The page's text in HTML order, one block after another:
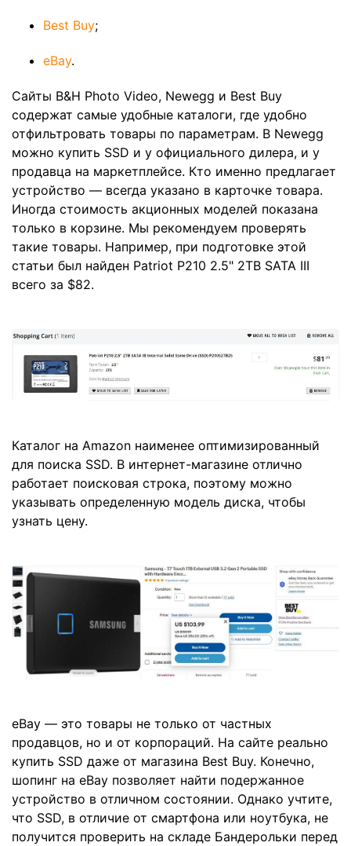
Best Buy;
eBay.
Сайты B&H Photo Video, Newegg и Best Buy
содержат самые удобные каталоги, где удобно
отфильтровать товары по параметрам. В Newegg
можно купить SSD и у официального дилера, и у
продавца на маркетплейсе. Кто именно предлагает
устройство — всегда указано в карточке товара.
Иногда стоимость акционных моделей показана
только в корзине. Мы рекомендуем проверять
такие товары. Например, при подготовке этой
статьи был найден Patriot P210 2.5" 2TB SATA III
всего за $82.
Каталог на Amazon наименее оптимизированный
для поиска SSD. В интернет-магазине отлично
работает поисковая строка, поэтому можно
указывать определенную модель диска, чтобы
узнать цену.
eBay — это товары не только от частных
продавцов, но и от корпораций. На сайте реально
купить SSD даже от магазина Best Buy. Конечно,
шопинг на eBay позволяет найти подержанное
устройство в отличном состоянии. Однако учтите,
что SSD, в отличие от смартфона или ноутбука, не
получится проверить на складе Бандерольки перед